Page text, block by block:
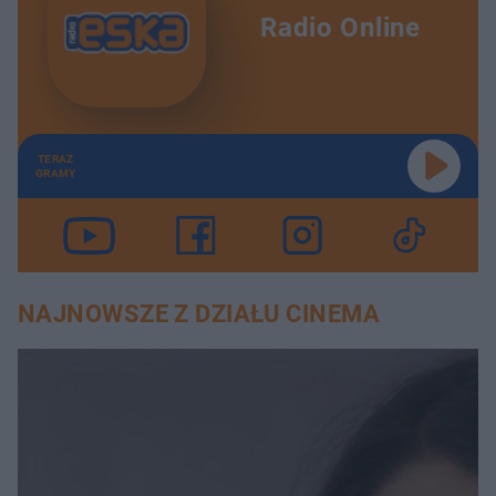
Radio Online
TERAZ
GRAMY
NAJNOWSZE Z DZIAŁU CINEMA